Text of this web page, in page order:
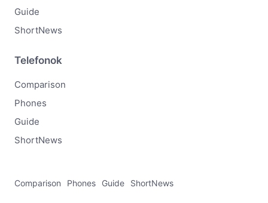
Guide
ShortNews
Telefonok
Comparison
Phones
Guide
ShortNews
Comparison Phones Guide ShortNews